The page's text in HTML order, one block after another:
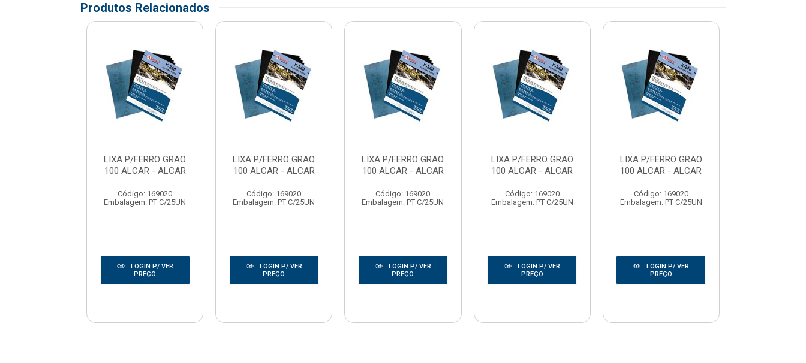
Produtos Relacionados
LIXA P/FERRO GRAO
100 ALCAR - ALCAR
Código: 169020
Embalagem: PT C/25UN
LOGIN P/ VER
PREÇO
LIXA P/FERRO GRAO
100 ALCAR - ALCAR
Código: 169020
Embalagem: PT C/25UN
LOGIN P/ VER
PREÇO
LIXA P/FERRO GRAO
100 ALCAR - ALCAR
Código: 169020
Embalagem: PT C/25UN
LOGIN P/ VER
PREÇO
LIXA P/FERRO GRAO
100 ALCAR - ALCAR
Código: 169020
Embalagem: PT C/25UN
LOGIN P/ VER
PREÇO
LIXA P/FERRO GRAO
100 ALCAR - ALCAR
Código: 169020
Embalagem: PT C/25UN
LOGIN P/ VER
PREÇO